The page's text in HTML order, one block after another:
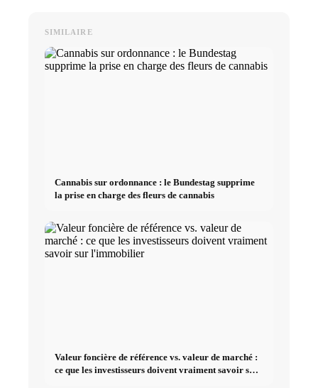
SIMILAIRE
Cannabis sur ordonnance : le Bundestag supprime
la prise en charge des fleurs de cannabis
Valeur foncière de référence vs. valeur de marché :
ce que les investisseurs doivent vraiment savoir sur